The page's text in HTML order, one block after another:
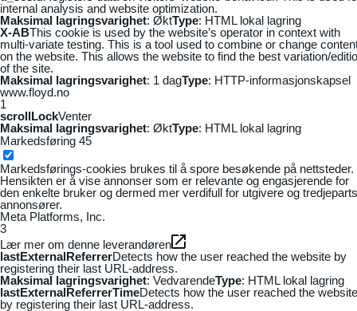
internal analysis and website optimization.
Maksimal lagringsvarighet: ØktType: HTML lokal lagring
X-ABThis cookie is used by the website’s operator in context with
multi-variate testing. This is a tool used to combine or change
on the website. This allows the website to find the best variation/
of the site.
Maksimal lagringsvarighet: 1 dagType: HTTP-informasjonskapsel
www.floyd.no
1
scrollLockVenter
Maksimal lagringsvarighet: ØktType: HTML lokal lagring
Markedsføring 45
Markedsførings-cookies brukes til å spore besøkende på nettsteder.
Hensikten er å vise annonser som er relevante og engasjerende for
den enkelte bruker og dermed mer verdifull for utgivere og tredjeparts
annonsører.
Meta Platforms, Inc.
3
Lær mer om denne leverandøren
lastExternalReferrerDetects how the user reached the website by
registering their last URL-address.
Maksimal lagringsvarighet: VedvarendeType: HTML lokal lagring
lastExternalReferrerTimeDetects how the user reached the website
by registering their last URL-address.